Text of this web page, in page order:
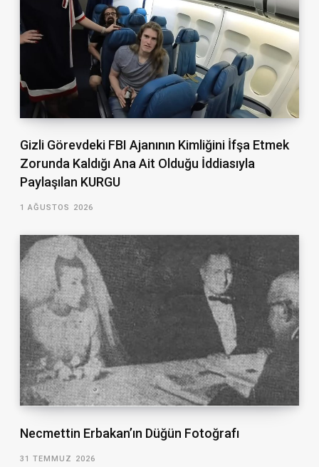
Gizli Görevdeki FBI Ajanının Kimliğini İfşa Etmek
Zorunda Kaldığı Ana Ait Olduğu İddiasıyla
Paylaşılan KURGU
1 AĞUSTOS 2026
Necmettin Erbakan’ın Düğün Fotoğrafı
31 TEMMUZ 2026